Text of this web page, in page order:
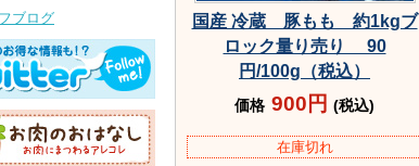
国産 冷蔵 豚もも 約1kgブ
ロック量り売り 90
円/100g（税込）
価格 900円 (税込)
在庫切れ